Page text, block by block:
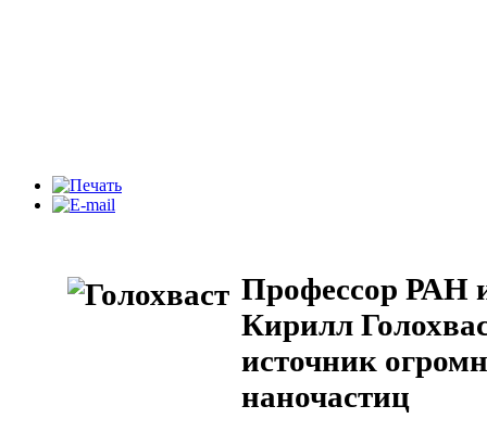
Профессор РАН
Кирилл
источник
наночастиц